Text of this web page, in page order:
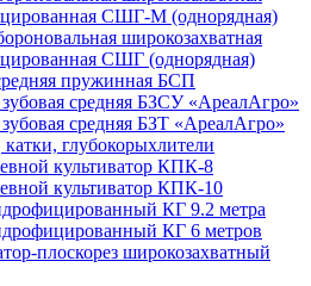
СШГ-М (однорядная)
широкозахватная
СШГ (однорядная)
пружинная БСП
средняя БЗСУ «АреалАгро»
средняя БЗТ «АреалАгро»
глубокорыхлители
культиватор КПК-8
культиватор КПК-10
КГ 9.2 метра
КГ 6 метров
плоскорез широкозахватный